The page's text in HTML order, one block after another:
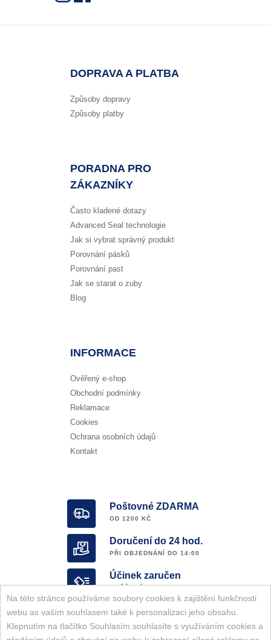
Na této stránce používáme soubory cookies k zajištění funkčnosti
webu as vaším souhlasem také k personalizaci jeho obsahu.
Klepnutím na tlačítko Souhlasím souhlasíte s využíváním cookies a
DOPRAVA A PLATBA
Způsoby dopravy
Způsoby platby
PORADNA PRO
ZÁKAZNÍKY
Často kladené dotazy
Advanced Seal technologie
Jak si vybrat správný produkt
Porovnání pásků
Porovnání past
Jak se starat o zuby
Blog
INFORMACE
Ověřený e-shop
Obchodní podmínky
Reklamace
Cookies
Ochrana osobních údajů
Kontakt
Poštovné ZDARMA
OD 1200 KČ
Doručení do 24 hod.
PŘI OBJEDNÁNÍ DO 14:00
Účinek zaručen
OVĚŘENÝ E-SHOP
Garance ORIGINALITY
KOMPLETNÍ SORTIMENT ZNAČKY